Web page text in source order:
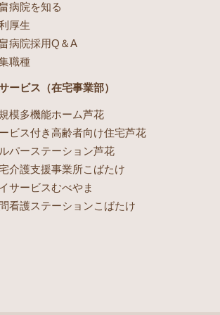
病院を知る
厚生
病院採用Q＆A
職種
ービス（在宅事業部）
模多機能ホーム芦花
ビス付き高齢者向け住宅芦花
パーステーション芦花
介護支援事業所こばたけ
サービスむべやま
看護ステーションこばたけ